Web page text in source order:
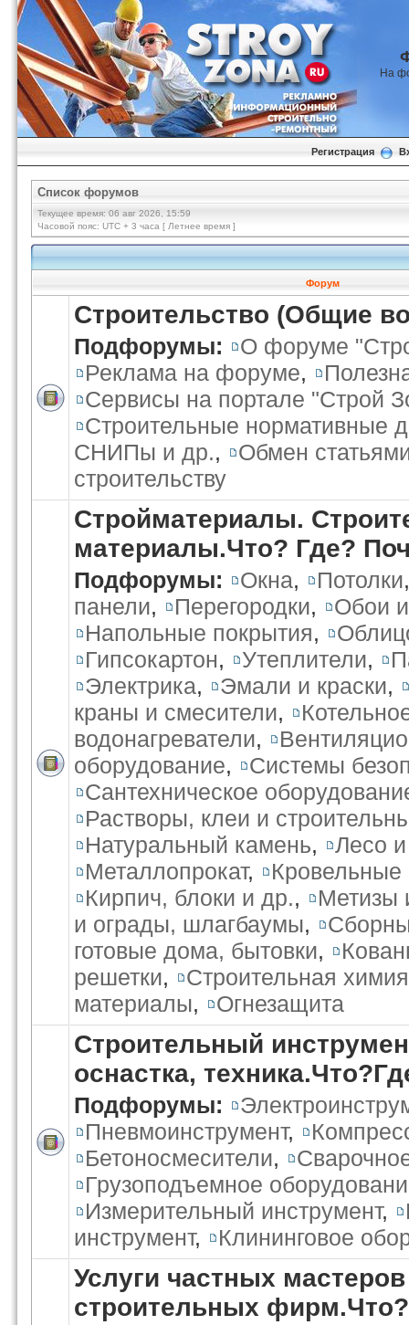
На
Регистрация
Список форумов
Текущее время: 06 авг 2026, 15:59
Часовой пояс: UTC + 3 часа [ Летнее время ]
Форум
Строительство (Общие
Подфорумы:
О форуме
Реклама на форуме,
Сервисы на портале "Строй
Строительные нормативные
СНИПы и др.,
Обмен
строительству
Стройматериалы.
материалы.Что? Где?
Подфорумы: Окна, Потолки
панели, Перегородки,
Обои
Напольные покрытия,
Гипсокартон, Утеплители,
Электрика, Эмали и краски,
краны и смесители,
водонагреватели,
оборудование,
Системы
Сантехническое
Растворы, клеи и
Натуральный камень,
Лесо
Металлопрокат,
Кирпич, блоки и др.,
Метизы
и ограды, шлагбаумы,
готовые дома, бытовки,
решетки,
Строительная химия
материалы, Огнезащита
Строительный
оснастка,
Подфорумы:
Пневмоинструмент,
Бетоносмесители,
Грузоподъемное
Измерительный инструмент,
инструмент, Клининговое
Услуги частных
строительных